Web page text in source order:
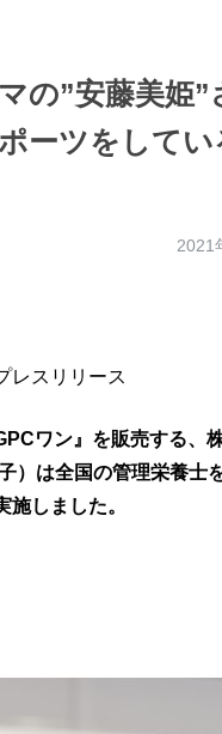
の”安藤美姫
ーツをして
2021
レスリリース
ワン』を販売する、
）は全国の管理栄養
しました。